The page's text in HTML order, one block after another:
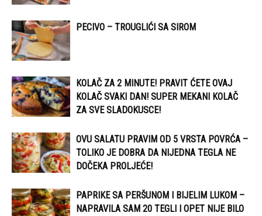
PECIVO – TROUGLIĆI SA SIROM
KOLAČ ZA 2 MINUTE! PRAVIT ĆETE OVAJ
KOLAČ SVAKI DAN! SUPER MEKANI KOLAČ
ZA SVE SLADOKUSCE!
OVU SALATU PRAVIM OD 5 VRSTA POVRĆA –
TOLIKO JE DOBRA DA NIJEDNA TEGLA NE
DOČEKA PROLJEĆE!
PAPRIKE SA PERŠUNOM I BIJELIM LUKOM –
NAPRAVILA SAM 20 TEGLI I OPET NIJE BILO